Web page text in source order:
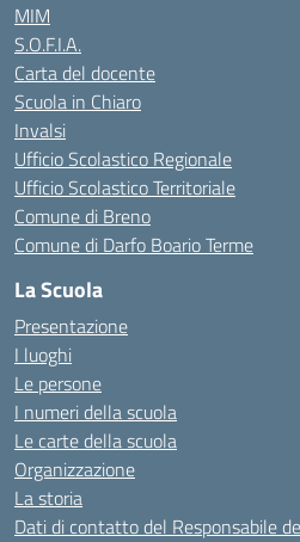
MIM
S.O.F.I.A.
Carta del docente
Scuola in Chiaro
Invalsi
Ufficio Scolastico Regionale
Ufficio Scolastico Territoriale
Comune di Breno
Comune di Darfo Boario Terme
La Scuola
Presentazione
I luoghi
Le persone
I numeri della scuola
Le carte della scuola
Organizzazione
La storia
Dati di contatto del Responsabile